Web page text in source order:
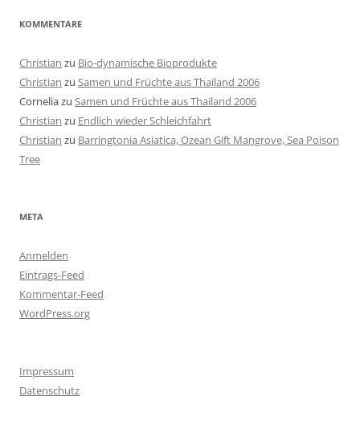
KOMMENTARE
Christian zu Bio-dynamische Bioprodukte
Christian zu Samen und Früchte aus Thailand 2006
Corneliazu Samen und Früchte aus Thailand 2006
Christian zu Endlich wieder Schleichfahrt
Christian zu Barringtonia Asiatica, Ozean Gift Mangrove, Sea Poison
Tree
META
Anmelden
Eintrags-Feed
Kommentar-Feed
WordPress.org
Impressum
Datenschutz